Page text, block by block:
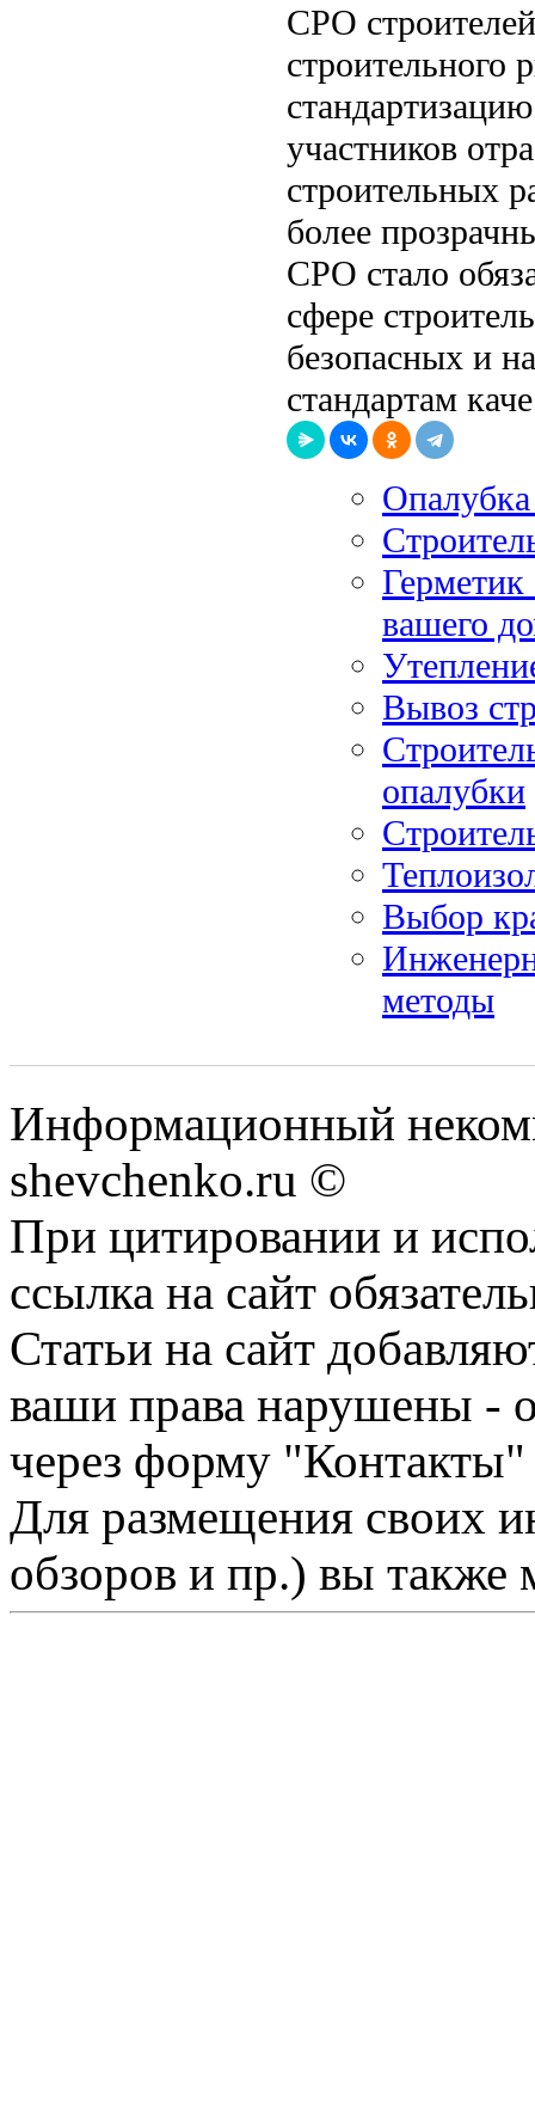
СРО
строительного
участников
строительных
более
СРО стало
сфере
безопасных и
стандартам
вашего
Вывоз
опалубки
Выбор
методы
Информационный
shevchenko.ru ©
При цитировании и
ссылка на сайт
Статьи на сайт
ваши права нарушены -
через форму "Контакты"
Для размещения своих
обзоров и пр.) вы также